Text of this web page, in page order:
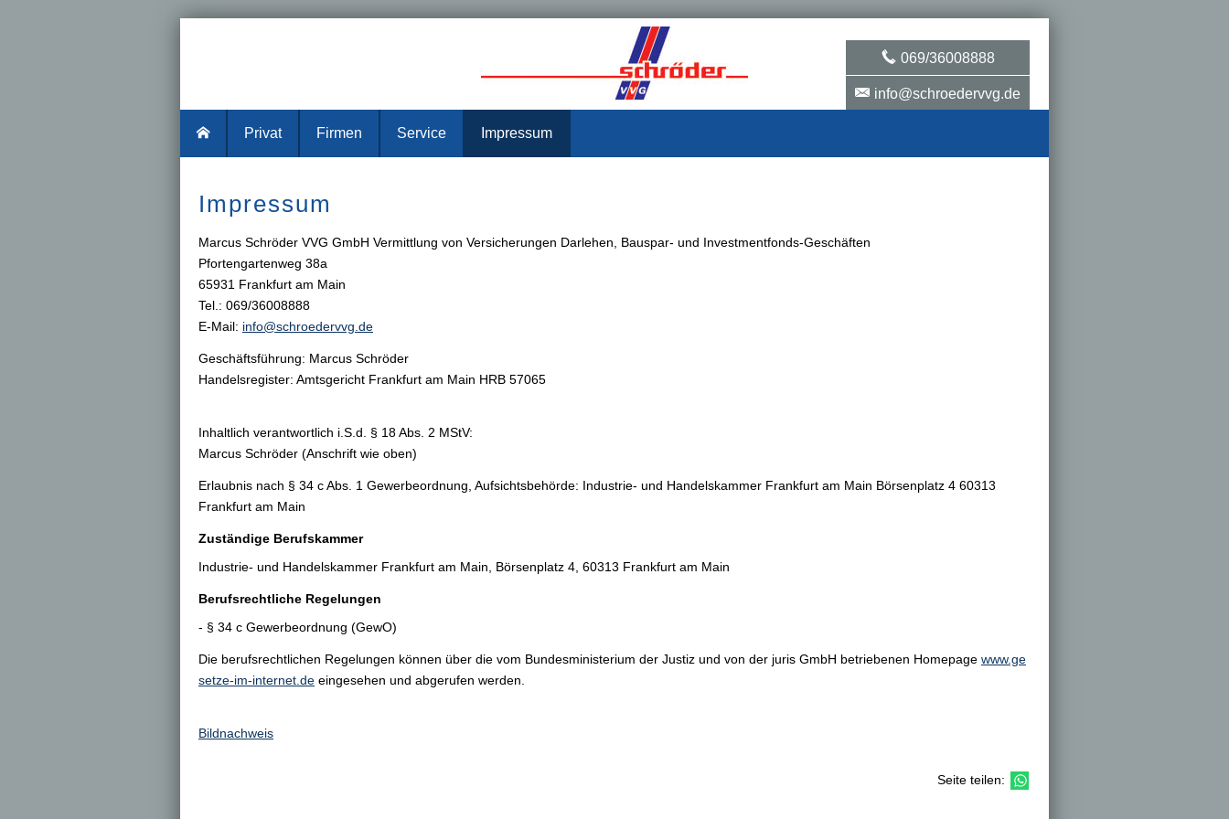
Privat Firmen Service Impressum
069/36008888
info@schroedervvg.de
Impressum
Marcus Schröder VVG GmbH Vermittlung von Versicherungen Darlehen, Bauspar- und Investmentfonds-Geschäften
Pfortengartenweg 38a
65931 Frankfurt am Main
Tel.: 069/36008888
E-Mail: info@schroedervvg.de
Geschäftsführung: Marcus Schröder
Handelsregister: Amtsgericht Frankfurt am Main HRB 57065
Inhaltlich verantwortlich i.S.d. § 18 Abs. 2 MStV:
Marcus Schröder (Anschrift wie oben)
Erlaubnis nach § 34 c Abs. 1 Gewerbeordnung, Aufsichtsbehörde: Industrie- und Handelskammer Frankfurt am Main Börsenplatz 4 60313
Frankfurt am Main
Zuständige Berufskammer
Industrie- und Handelskammer Frankfurt am Main, Börsenplatz 4, 60313 Frankfurt am Main
Berufsrechtliche Regelungen
- § 34 c Gewerbeordnung (GewO)
Die berufsrechtlichen Regelungen können über die vom Bundesministerium der Justiz und von der juris GmbH betriebenen Homepage www.ge
setze-im-internet.de eingesehen und abgerufen werden.
Bildnachweis
Seite teilen: